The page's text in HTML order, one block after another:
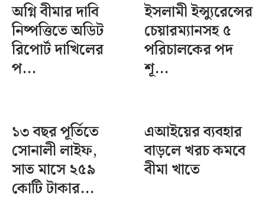
অগ্নি বীমার দাবি
নিষ্পত্তিতে অডিট
রিপোর্ট দাখিলের
প...
ইসলামী ইন্স্যুরেন্সের
চেয়ারম্যানসহ ৫
পরিচালকের পদ
শূ...
১৩ বছর পূর্তিতে
সোনালী লাইফ,
সাত মাসে ২৫৯
কোটি টাকার...
এআইয়ের ব্যবহার
বাড়লে খরচ কমবে
বীমা খাতে